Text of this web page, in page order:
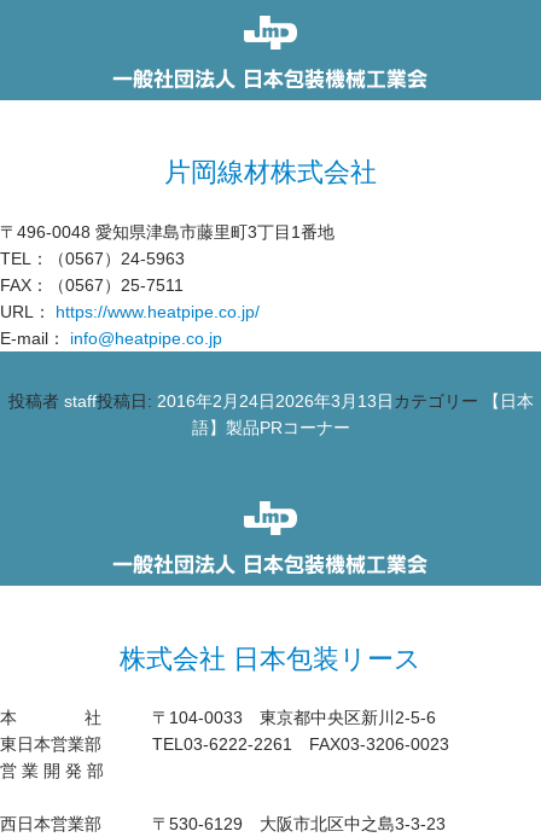
片岡線材株式会社
〒496-0048 愛知県津島市藤里町3丁目1番地
TEL：（0567）24-5963
FAX：（0567）25-7511
URL： https://www.heatpipe.co.jp/
E-mail： info@heatpipe.co.jp
投稿者 staff投稿日: 2016年2月24日2026年3月13日 カテゴリー
【日本
語】製品PRコーナー
株式会社 日本包装リース
本 社 〒104-0033 東京都中央区新川2-5-6
東日本営業部 TEL03-6222-2261 FAX03-3206-0023
営 業 開 発 部
西日本営業部 〒530-6129 大阪市北区中之島3-3-23